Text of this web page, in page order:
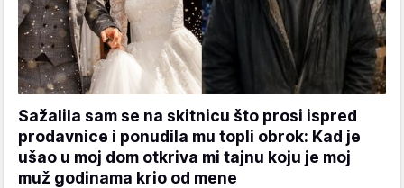
Sažalila sam se na skitnicu što prosi ispred
prodavnice i ponudila mu topli obrok: Kad je
ušao u moj dom otkriva mi tajnu koju je moj
muž godinama krio od mene